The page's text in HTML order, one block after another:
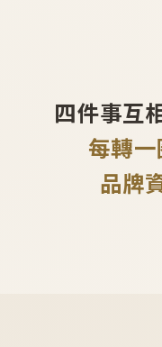
四件事互
每轉一
品牌